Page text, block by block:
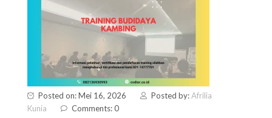
Posted on: Mei 16, 2026 Posted by:Afrilia
Kunia
Comments: 0